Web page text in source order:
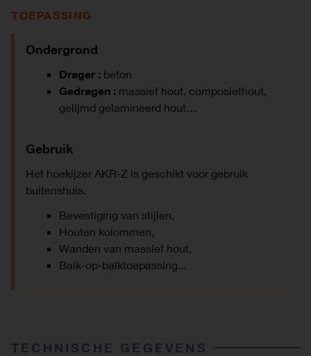
TOEPASSING
Ondergrond
Drager : beton
Gedragen : massief hout, composiethout,
gelijmd gelamineerd hout…
Gebruik
Het hoekijzer AKR-Z is geschikt voor gebruik
buitenshuis.
Bevestiging van stijlen,
Houten kolommen,
Wanden van massief hout,
Balk-op-balktoepassing...
TECHNISCHE GEGEVENS